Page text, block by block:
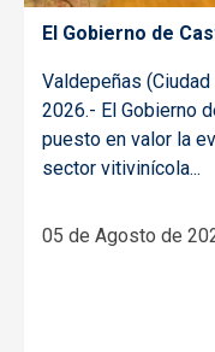
El Gobierno de
Valdepeñas
2026.- El Gobierno
puesto en valor la
sector vitivinícola...
05 de Agosto de